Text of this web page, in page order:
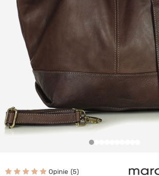
Opinie 5